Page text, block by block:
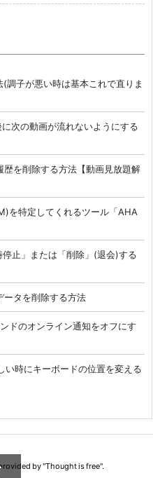
調子が悪い時は基本これで直りま
次の動画が流れないようにする
を削除する方法【動画見放題解
を特定してくれるツール「AHA
止」または「削除」(退会)する
ータを削除する方法
のオンライン通知をオフにす
い時にキーボードの位置を変える
by "Thought is free".